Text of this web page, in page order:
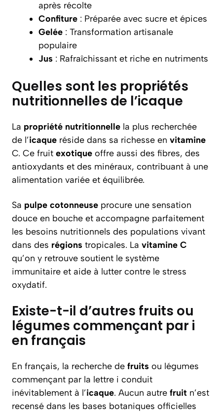
après récolte
Confiture : Préparée avec sucre et épices
Gelée : Transformation artisanale
populaire
Jus : Rafraîchissant et riche en nutriments
Quelles sont les propriétés
nutritionnelles de l’icaque
La propriété nutritionnelle la plus recherchée
de l’icaque réside dans sa richesse en vitamine
C. Ce fruit exotique offre aussi des fibres, des
antioxydants et des minéraux, contribuant à une
alimentation variée et équilibrée.
Sa pulpe cotonneuse procure une sensation
douce en bouche et accompagne parfaitement
les besoins nutritionnels des populations vivant
dans des régions tropicales. La vitamine C
qu’on y retrouve soutient le système
immunitaire et aide à lutter contre le stress
oxydatif.
Existe-t-il d’autres fruits ou
légumes commençant par i
en français
En français, la recherche de fruits ou légumes
commençant par la lettre i conduit
inévitablement à l’icaque. Aucun autre fruit n’est
recensé dans les bases botaniques officielles